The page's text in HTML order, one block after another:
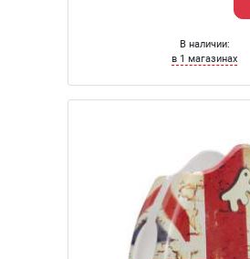
В наличии:
в 1 магазинах